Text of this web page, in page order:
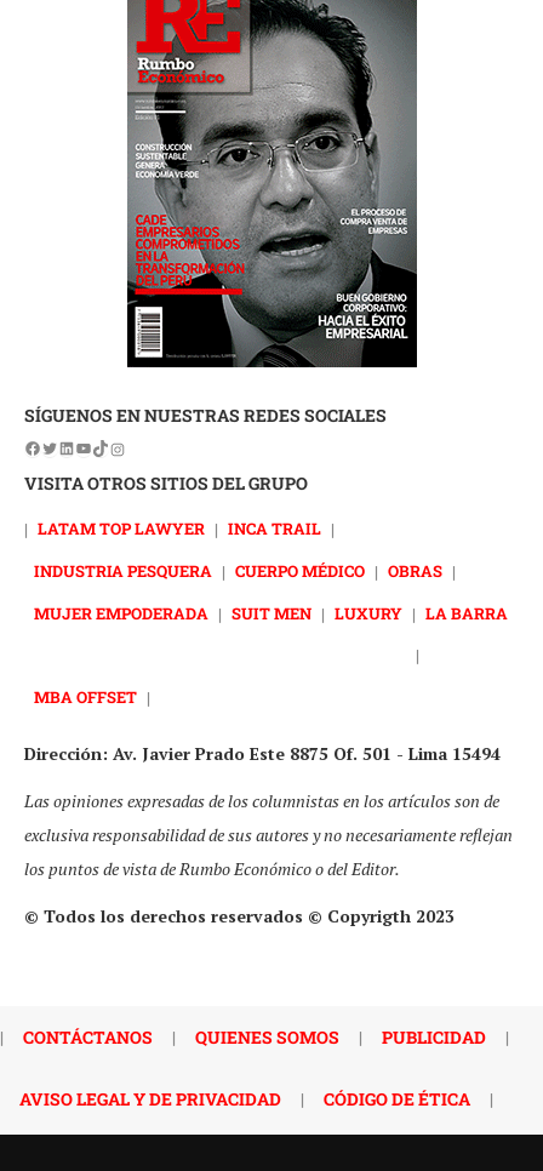
SÍGUENOS EN NUESTRAS REDES SOCIALES
VISITA OTROS SITIOS DEL GRUPO
| LATAM TOP LAWYER | INCA TRAIL |
INDUSTRIA PESQUERA | CUERPO MÉDICO | OBRAS |
MUJER EMPODERADA | SUIT MEN | LUXURY | LA BARRA
|
MBA OFFSET |
Dirección: Av. Javier Prado Este 8875 Of. 501 - Lima 15494
Las opiniones expresadas de los columnistas en los artículos son de
exclusiva responsabilidad de sus autores y no necesariamente reflejan
los puntos de vista de Rumbo Económico o del Editor.
© Todos los derechos reservados © Copyrigth 2023
| CONTÁCTANOS | QUIENES SOMOS | PUBLICIDAD |
AVISO LEGAL Y DE PRIVACIDAD | CÓDIGO DE ÉTICA |